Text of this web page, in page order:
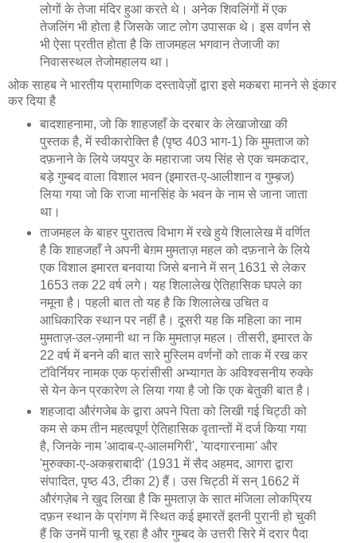
लोगों के तेजा मंदिर हुआ करते थे। अनेक शिवलिंगों में एक
तेजलिंग भी होता है जिसके जाट लोग उपासक थे। इस वर्णन से
भी ऐसा प्रतीत होता है कि ताजमहल भगवान तेजाजी का
निवासस्थल तेजोमहालय था।
ओक साहब ने भारतीय प्रामाणिक दस्तावेज़ों द्वारा इसे मकबरा मानने से इंकार
कर दिया है
बादशाहनामा, जो कि शाहजहाँ के दरबार के लेखाजोखा की
पुस्तक है, में स्वीकारोक्ति है (पृष्ठ 403 भाग-1) कि मुमताज को
दफ़नाने के लिये जयपुर के महाराजा जय सिंह से एक चमकदार,
बड़े गुम्बद वाला विशाल भवन (इमारत-ए-आलीशान व गुम्ब़ज)
लिया गया जो कि राजा मानसिंह के भवन के नाम से जाना जाता
था।
ताजमहल के बाहर पुरातत्व विभाग में रखे हुये शिलालेख में वर्णित
है कि शाहजहाँ ने अपनी बेग़म मुमताज़ महल को दफ़नाने के लिये
एक विशाल इमारत बनवाया जिसे बनाने में सन् 1631 से लेकर
1653 तक 22 वर्ष लगे। यह शिलालेख ऐतिहासिक घपले का
नमूना है। पहली बात तो यह है कि शिलालेख उचित व
आधिकारिक स्थान पर नहीं है। दूसरी यह कि महिला का नाम
मुमताज़-उल-ज़मानी था न कि मुमताज़ महल। तीसरी, इमारत के
22 वर्ष में बनने की बात सारे मुस्लिम वर्णनों को ताक में रख कर
टॉवेर्नियर नामक एक फ्रांसीसी अभ्यागत के अविश्वसनीय रुक्के
से येन केन प्रकारेण ले लिया गया है जो कि एक बेतुकी बात है।
शहजादा औरंगजेब के द्वारा अपने पिता को लिखी गई चिट्ठी को
कम से कम तीन महत्वपूर्ण ऐतिहासिक वृतान्तों में दर्ज किया गया
है, जिनके नाम 'आदाब-ए-आलमगिरी', 'यादगारनामा' और
'मुरुक्का-ए-अकब़राबादी' (1931 में सैद अहमद, आगरा द्वारा
संपादित, पृष्ठ 43, टीका 2) हैं। उस चिट्ठी में सन् 1662 में
औरंगज़ेब ने खुद लिखा है कि मुमताज़ के सात मंजिला लोकप्रिय
दफ़न स्थान के प्रांगण में स्थित कई इमारतें इतनी पुरानी हो चुकी
हैं कि उनमें पानी चू रहा है और गुम्बद के उत्तरी सिरे में दरार पैदा